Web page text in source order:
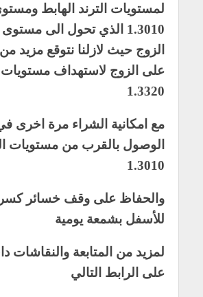
لمستويات الترند الهابط
1.3010 الذي تحول الى
الزوج حيث لازلنا نتوقع مزيد
1.3320
مع امكانية الشراء مرة اخرى
الوصول بالقرب من مستويات
1.3010
والحفاظ على وقف خسائر كسر
للأسفل بشمعة يومية
لمزيد من المتابعة والنقاشات
على الرابط التالي